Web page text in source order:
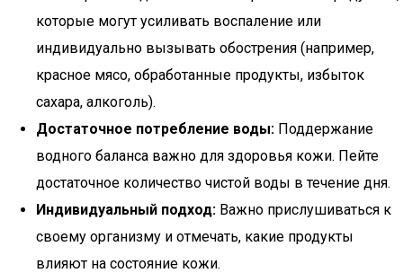
которые могут усиливать воспаление или
индивидуально вызывать обострения (например,
красное мясо, обработанные продукты, избыток
сахара, алкоголь).
Достаточное потребление воды: Поддержание
водного баланса важно для здоровья кожи. Пейте
достаточное количество чистой воды в течение дня.
Индивидуальный подход: Важно прислушиваться к
своему организму и отмечать, какие продукты
влияют на состояние кожи.